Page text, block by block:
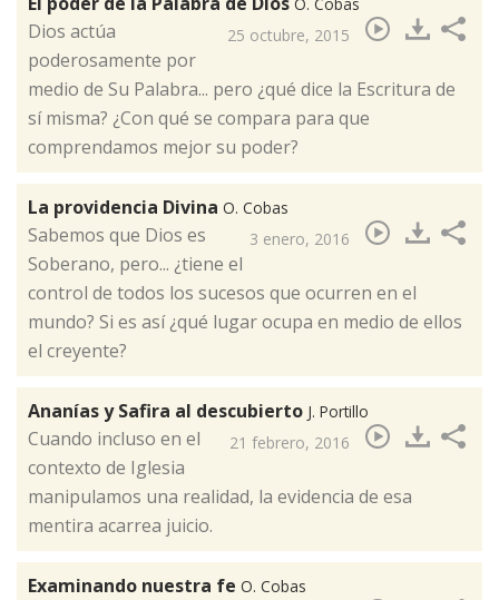
25 octubre, 2015
​Dios actúa
poderosamente por
medio de Su Palabra... pero ¿qué dice la Escritura de
sí misma? ¿Con qué se compara para que
comprendamos mejor su poder?
La providencia Divina O. Cobas
3 enero, 2016
​Sabemos que Dios es
Soberano, pero... ¿tiene el
control de todos los sucesos que ocurren en el
mundo? Si es así ¿qué lugar ocupa en medio de ellos
el creyente?
Ananías y Safira al descubierto J. Portillo
21 febrero, 2016
Cuando incluso en el
contexto de Iglesia
manipulamos una realidad, la evidencia de esa
mentira acarrea juicio.
Examinando nuestra fe O. Cobas